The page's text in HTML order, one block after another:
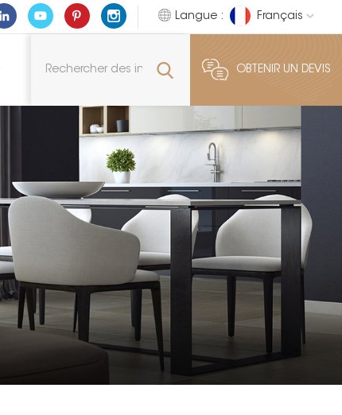
Langue : Français
OBTENIR UN DEVIS